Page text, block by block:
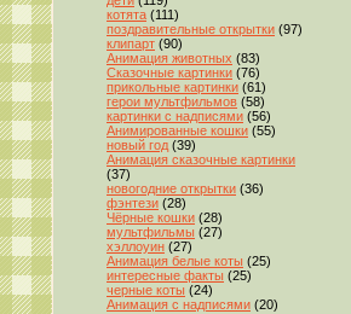
котята (111)
поздравительные открытки (97)
клипарт (90)
Анимация животных (83)
Сказочные картинки (76)
прикольные картинки (61)
герои мультфильмов (58)
картинки с надписями (56)
Анимированные кошки (55)
новый год (39)
Анимация сказочные картинки
(37)
новогодние открытки (36)
фэнтези (28)
Чёрные кошки (28)
мультфильмы (27)
хэллоуин (27)
Анимация белые коты (25)
интересные факты (25)
черные коты (24)
Анимация с надписями (20)